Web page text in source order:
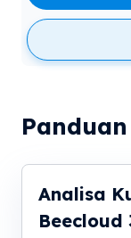
Analisa
Beecloud